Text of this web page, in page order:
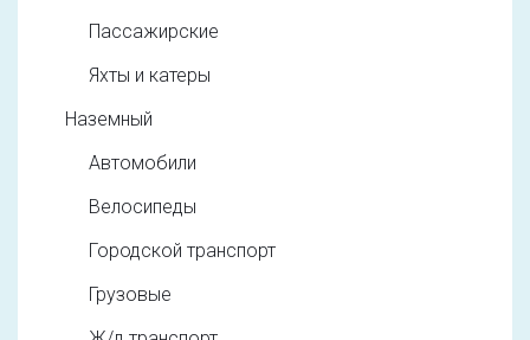
Пассажирские
Яхты и катеры
Наземный
Автомобили
Велосипеды
Городской транспорт
Грузовые